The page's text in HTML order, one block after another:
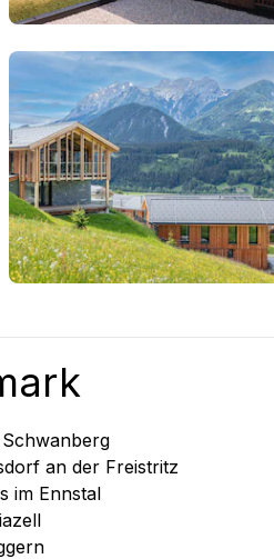
| 0 recensies
Schwanberg
an der Freistritz
im Ennstal